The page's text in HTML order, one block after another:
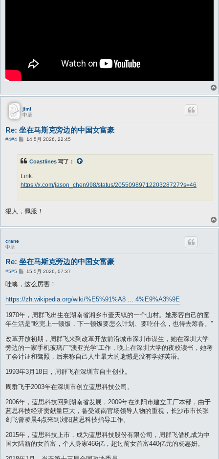
jiml
中坚
Re: 坐在马斯克旁边的中国女富豪
#4#4
帖
14 5月 2026, 22:45
Coastlines 写了：
Link:
https://x.com/jason_chen998/status/2055098971220328727?s=46
狠人，佩服！
crane
中坚
Re: 坐在马斯克旁边的中国女富豪
#5#5
帖15 5月 2026, 07:37
哇噢，这么厉害！
https://zh.wikipedia.org/wiki/%E5%91%A8 ... 4%E9%A3%9E
1970年，周群飞出生在湖南省湘乡市壶天镇的一个山村。她形容自己的童
年生活是“吃完上一顿饭，下一顿饭要怎么计划、要吃什么，也得去筹备。”
改革开放初期，周群飞来到改革开放前沿城市深圳市谋生，她在深圳大学
旁边的一家手机玻璃厂“澳亚光学”工作，晚上在深圳大学的夜校读书，她考
了会计证和驾照，后来称自己人生最大的遗憾是没有学好英语。
1993年3月18日，周群飞在深圳市自主创业。
周群飞于2003年在深圳市创立蓝思科技公司。
2006年，蓝思科技回到湖南省发展，2009年在浏阳市建立工厂本部，由于
蓝思科技经济贡献量巨大，备受湖南官场领导人物的重视，长沙市市长张
剑飞曾凌晨4点来到浏阳蓝思科技指导工作。
2015年，蓝思科技上市，成为蓝思科技股份有限公司，周群飞借机成为中
国大陆新的女首富，个人身家466亿，超过前女首富440亿元的杨惠妍。